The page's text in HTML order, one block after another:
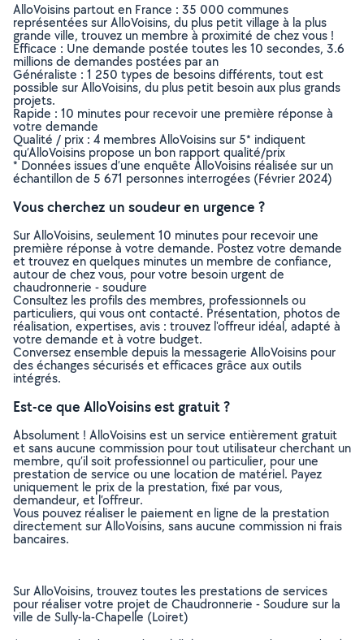
AlloVoisins partout en France : 35 000 communes
représentées sur AlloVoisins, du plus petit village à la plus
grande ville, trouvez un membre à proximité de chez vous !
Efficace : Une demande postée toutes les 10 secondes, 3.6
millions de demandes postées par an
Généraliste : 1 250 types de besoins différents, tout est
possible sur AlloVoisins, du plus petit besoin aux plus grands
projets.
Rapide : 10 minutes pour recevoir une première réponse à
votre demande
Qualité / prix : 4 membres AlloVoisins sur 5* indiquent
qu’AlloVoisins propose un bon rapport qualité/prix
* Données issues d’une enquête AlloVoisins réalisée sur un
échantillon de 5 671 personnes interrogées (Février 2024)
Vous cherchez un soudeur en urgence ?
Sur AlloVoisins, seulement 10 minutes pour recevoir une
première réponse à votre demande. Postez votre demande
et trouvez en quelques minutes un membre de confiance,
autour de chez vous, pour votre besoin urgent de
chaudronnerie - soudure
Consultez les profils des membres, professionnels ou
particuliers, qui vous ont contacté. Présentation, photos de
réalisation, expertises, avis : trouvez l'offreur idéal, adapté à
votre demande et à votre budget.
Conversez ensemble depuis la messagerie AlloVoisins pour
des échanges sécurisés et efficaces grâce aux outils
intégrés.
Est-ce que AlloVoisins est gratuit ?
Absolument ! AlloVoisins est un service entièrement gratuit
et sans aucune commission pour tout utilisateur cherchant un
membre, qu’il soit professionnel ou particulier, pour une
prestation de service ou une location de matériel. Payez
uniquement le prix de la prestation, fixé par vous,
demandeur, et l’offreur.
Vous pouvez réaliser le paiement en ligne de la prestation
directement sur AlloVoisins, sans aucune commission ni frais
bancaires.
Sur AlloVoisins, trouvez toutes les prestations de services
pour réaliser votre projet de Chaudronnerie - Soudure sur la
ville de Sully-la-Chapelle (Loiret)